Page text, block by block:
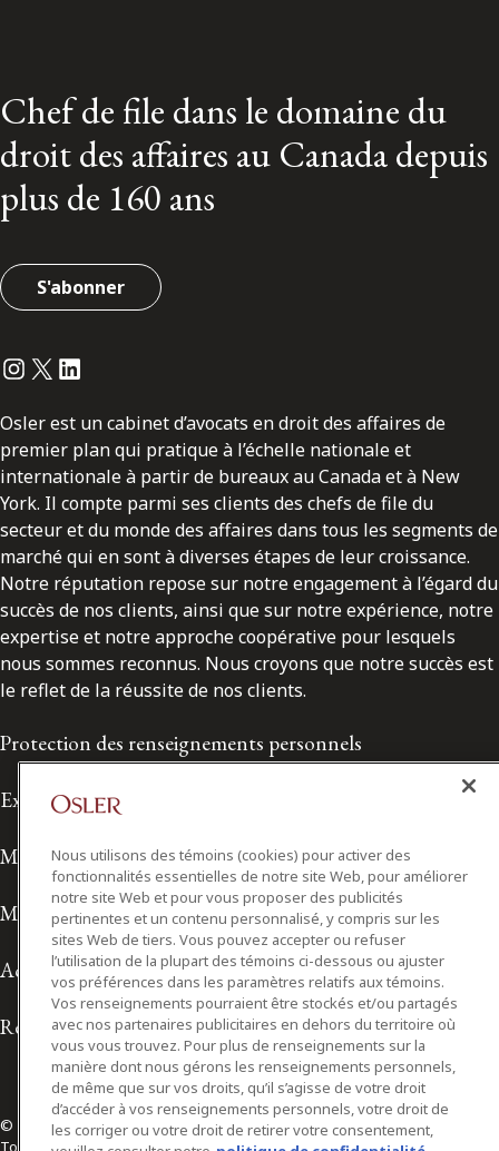
Chef de file dans le domaine du
droit des affaires au Canada depuis
plus de 160 ans
S'abonner
Instagram
Twitter
LinkedIn
Osler est un cabinet d’avocats en droit des affaires de
premier plan qui pratique à l’échelle nationale et
internationale à partir de bureaux au Canada et à New
York. Il compte parmi ses clients des chefs de file du
secteur et du monde des affaires dans tous les segments de
marché qui en sont à diverses étapes de leur croissance.
Notre réputation repose sur notre engagement à l’égard du
succès de nos clients, ainsi que sur notre expérience, notre
expertise et notre approche coopérative pour lesquels
nous sommes reconnus. Nous croyons que notre succès est
le reflet de la réussite de nos clients.
Protection des renseignements personnels
Exonération de responsabilité
Modalités de prestation de services
Modalités d'utilisation
Accessibilité
Relations avec les médias
© 2026 Osler, Hoskin & Harcourt S.E.N.C.R.L./s.r.l.
Tous droits réservés
Nous utilisons des témoins (cookies) pour activer des
fonctionnalités essentielles de notre site Web, pour améliorer
notre site Web et pour vous proposer des publicités
pertinentes et un contenu personnalisé, y compris sur les
sites Web de tiers. Vous pouvez accepter ou refuser
l’utilisation de la plupart des témoins ci-dessous ou ajuster
vos préférences dans les paramètres relatifs aux témoins.
Vos renseignements pourraient être stockés et/ou partagés
avec nos partenaires publicitaires en dehors du territoire où
vous vous trouvez. Pour plus de renseignements sur la
manière dont nous gérons les renseignements personnels,
de même que sur vos droits, qu’il s’agisse de votre droit
d’accéder à vos renseignements personnels, votre droit de
les corriger ou votre droit de retirer votre consentement,